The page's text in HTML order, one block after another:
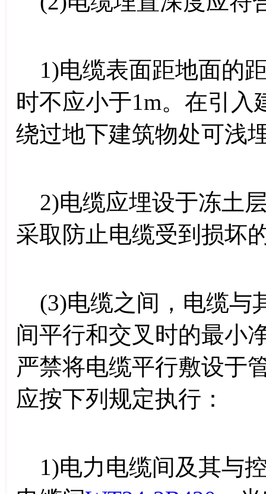
1)电缆表面距地面的
时不应小于1m。在引
绕过地下建筑物处可浅
2)电缆应埋设于冻土
采取防止电缆受到损坏
(3)电缆之间，电缆与
间平行和交叉时的最小
严禁将电缆平行敷设于
应按下列规定执行：
1)电力电缆间及其与